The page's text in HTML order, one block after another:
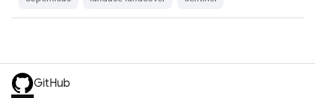
GitHub